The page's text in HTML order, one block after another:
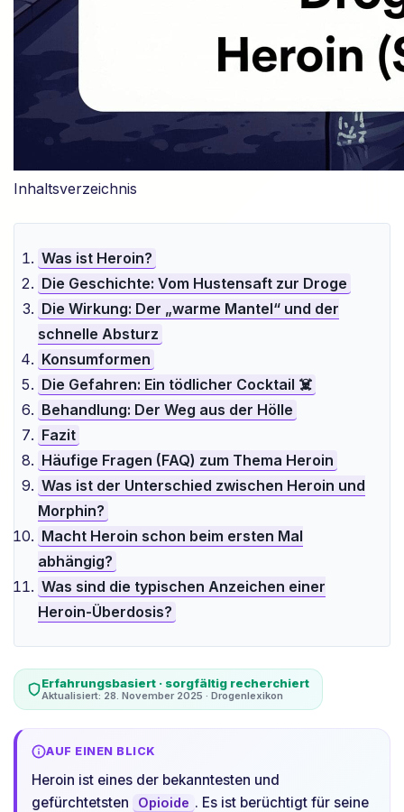
Inhaltsverzeichnis
Was ist Heroin?
Die Geschichte: Vom Hustensaft zur Droge
Die Wirkung: Der „warme Mantel“ und der
schnelle Absturz
Konsumformen
Die Gefahren: Ein tödlicher Cocktail ☠️
Behandlung: Der Weg aus der Hölle
Fazit
Häufige Fragen (FAQ) zum Thema Heroin
Was ist der Unterschied zwischen Heroin und
Morphin?
Macht Heroin schon beim ersten Mal
abhängig?
Was sind die typischen Anzeichen einer
Heroin-Überdosis?
Erfahrungsbasiert · sorgfältig recherchiert
Aktualisiert: 28. November 2025 · Drogenlexikon
AUF EINEN BLICK
Heroin ist eines der bekanntesten und
gefürchtetsten
Opioide . Es ist berüchtigt für seine